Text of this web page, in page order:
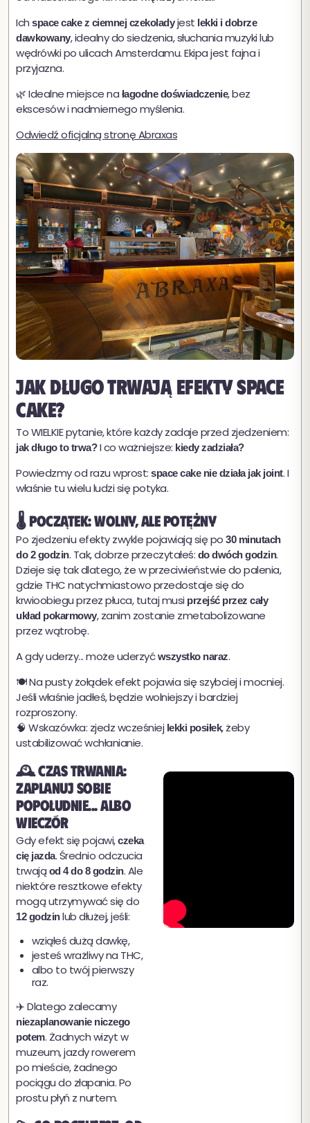
Ich space cake z ciemnej czekoladyjest lekki i dobrze
dawkowany, idealny do siedzenia, słuchania muzyki lub
wędrówki po ulicach Amsterdamu. Ekipa jest fajna i
przyjazna.
🌿 Idealne miejsce na łagodne doświadczenie, bez
ekscesów i nadmiernego myślenia.
Odwiedź oficjalną stronę Abraxas
Jak długo trwają efekty space
cake?
To WIELKIE pytanie, które każdy zadaje przed zjedzeniem:
jak długo to trwa?I co ważniejsze: kiedy zadziała?
Powiedzmy od razu wprost: space cake nie działa jak joint. I
właśnie tu wielu ludzi się potyka.
🌡️ Początek: wolny, ale potężny
Po zjedzeniu efekty zwykle pojawiają się po 30 minutach
do 2 godzin. Tak, dobrze przeczytałeś: do dwóch godzin.
Dzieje się tak dlatego, że w przeciwieństwie do palenia,
gdzie THC natychmiastowo przedostaje się do
krwioobiegu przez płuca, tutaj musi przejść przez cały
układ pokarmowy, zanim zostanie zmetabolizowane
przez wątrobę.
A gdy uderzy... może uderzyćwszystko naraz.
🍽️ Na pusty żołądek efekt pojawia się szybciej i mocniej.
Jeśli właśnie jadłeś, będzie wolniejszy i bardziej
rozproszony.
🧠 Wskazówka: zjedz wcześniej lekki posiłek, żeby
ustabilizować wchłanianie.
🕰️ Czas trwania:
zaplanuj sobie
popołudnie... albo
wieczór
Gdy efekt się pojawi,czeka
cię jazda. Średnio odczucia
trwają od 4 do 8 godzin. Ale
niektóre resztkowe efekty
mogą utrzymywać się do
12 godzinlub dłużej, jeśli:
wziąłeś dużą dawkę,
jesteś wrażliwy na THC,
albo to twój pierwszy
raz.
✈️ Dlatego zalecamy
niezaplanowanie niczego
potem. Żadnych wizyt w
muzeum, jazdy rowerem
po mieście, żadnego
pociągu do złapania. Po
prostu płyń z nurtem.